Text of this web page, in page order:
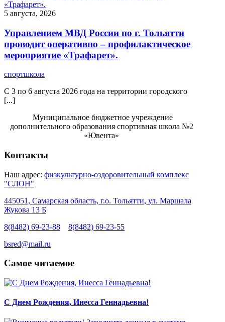
5 августа, 2026
Управлением МВД России по г. Тольятти
проводит оперативно – профилактическое
мероприятие «Трафарет».
спортшкола
С 3 по 6 августа 2026 года на территории городского
[...]
Муниципальное бюджетное учреждение
дополнительного образования спортивная школа №2
«Ювента»
Контакты
Наш адрес: физкультурно-оздоровительный комплекс
"СЛОН"
445051, Самарская область, г.о. Тольятти, ул. Маршала
Жукова 13 Б
8(8482) 69-23-88
8(8482) 69-23-55
bsred@mail.ru
Самое читаемое
С Днем Рождения, Инесса Геннадьевна!